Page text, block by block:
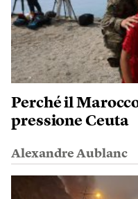
Perché il
pressione Ceuta
Alexandre Aublanc